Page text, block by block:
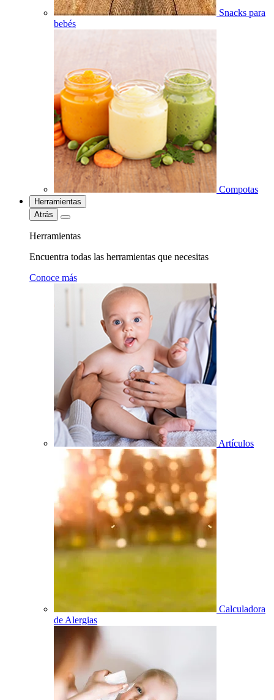
Snacks para
bebés
Compotas
Herramientas
Atrás
Herramientas
Encuentra todas las herramientas que necesitas
Conoce más
Artículos
Calculadora
de Alergias